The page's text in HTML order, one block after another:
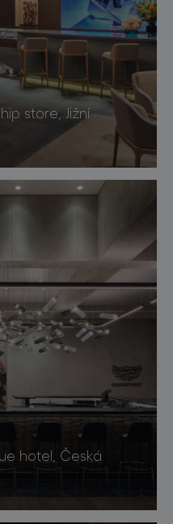
store, Jižní
hotel, Česká